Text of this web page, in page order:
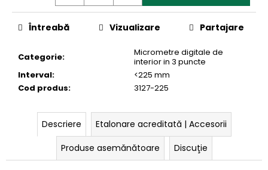
Categorie:
Micrometre digitale de
interior in 3 puncte
Interval:
<225 mm
Cod produs: 3127-225
Întreabă Vizualizare Partajare
Descriere
Etalonare acreditată | Accesorii
Produse asemănătoare
Discuţie